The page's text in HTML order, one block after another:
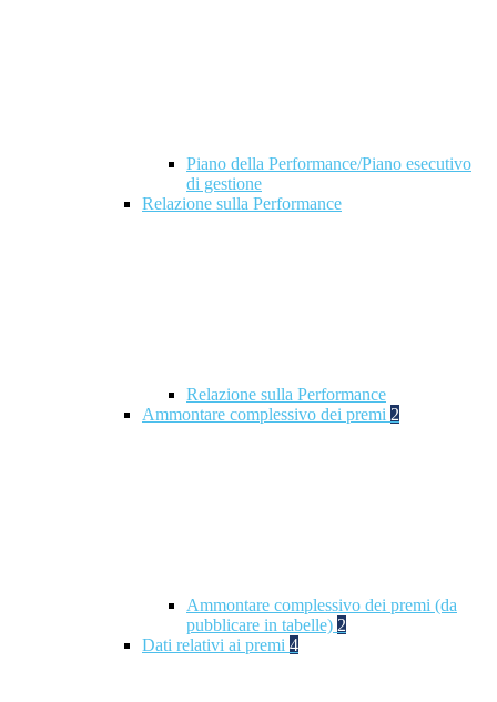
Piano della Performance/Piano esecutivo
di gestione
Relazione sulla Performance
Relazione sulla Performance
Ammontare complessivo dei premi 2
Ammontare complessivo dei premi (da
pubblicare in tabelle) 2
Dati relativi ai premi 4